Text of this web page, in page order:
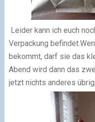
Leider kann ich euch
Verpackung
bekommt, darf sie das
Abend wird dann das
jetzt nichts anderes